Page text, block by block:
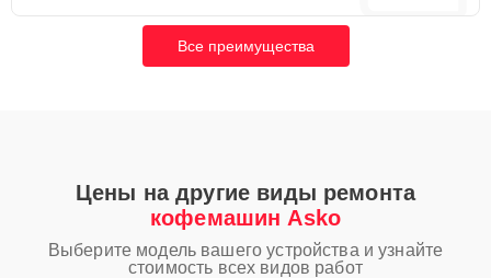
Все преимущества
Цены на другие виды ремонта
кофемашин Asko
Выберите модель вашего устройства и узнайте
стоимость всех видов работ